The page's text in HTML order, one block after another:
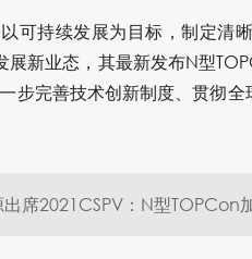
可持续发展为目标，制定清
新业态，其最新发布N型
步完善技术创新制度、贯彻
出席2021CSPV：N型TOPCon